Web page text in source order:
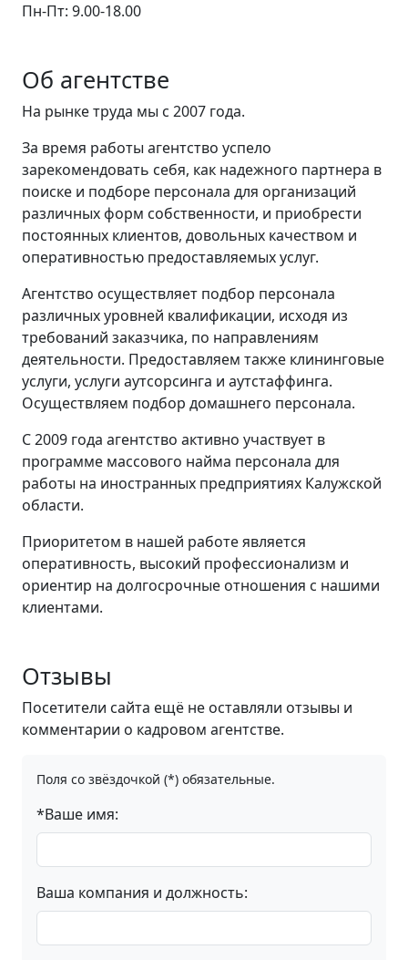
Пн-Пт: 9.00-18.00
Об агентстве
На рынке труда мы с 2007 года.
За время работы агентство успело
зарекомендовать себя, как надежного партнера в
поиске и подборе персонала для организаций
различных форм собственности, и приобрести
постоянных клиентов, довольных качеством и
оперативностью предоставляемых услуг.
Агентство осуществляет подбор персонала
различных уровней квалификации, исходя из
требований заказчика, по направлениям
деятельности. Предоставляем также клининговые
услуги, услуги аутсорсинга и аутстаффинга.
Осуществляем подбор домашнего персонала.
С 2009 года агентство активно участвует в
программе массового найма персонала для
работы на иностранных предприятиях Калужской
области.
Приоритетом в нашей работе является
оперативность, высокий профессионализм и
ориентир на долгосрочные отношения с нашими
клиентами.
Отзывы
Посетители сайта ещё не оставляли отзывы и
комментарии о кадровом агентстве.
Поля со звёздочкой (*) обязательные.
*Ваше имя:
Ваша компания и должность: